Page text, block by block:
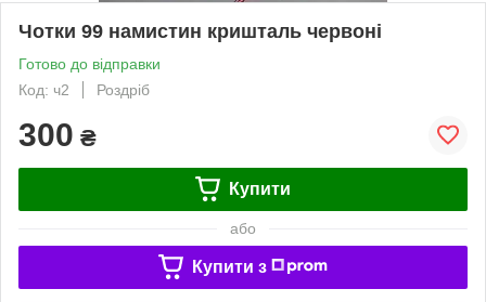
Чотки 99 намистин кришталь червоні
Готово до відправки
Код: ч2
Роздріб
300 ₴
Купити
або
Купити з